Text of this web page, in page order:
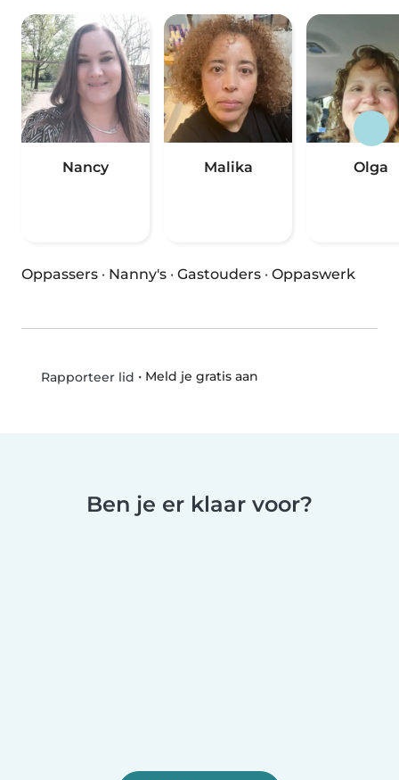
Nancy Malika Olga
Oppassers · Nanny's · Gastouders · Oppaswerk
Rapporteer lid • Meld je gratis aan
Ben je er klaar voor?